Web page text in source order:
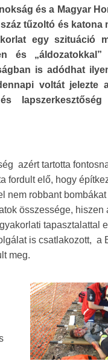
és a Magyar
tűzoltó és katona
egy szituáció
és „áldozatokkal”
is adódhat
voltát jelezte
lapszerkesztőség
azért tartotta
fordult elő, hogy
nem robbant bombákat
összessége, hiszen
tapasztalattal
is csatlakozott, a
meg.